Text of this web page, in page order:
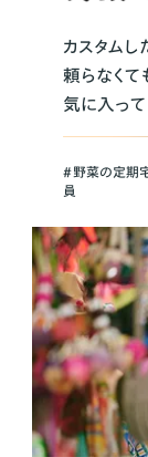
カスタムし
頼らなくて
気に入って
＃野菜の定期
員